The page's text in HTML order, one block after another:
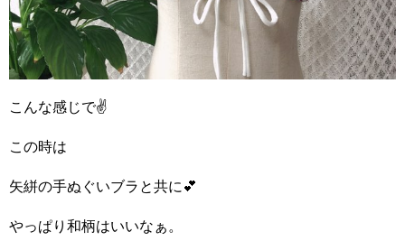
こんな感じで✌️
この時は
矢絣の手ぬぐいブラと共に💕
やっぱり和柄はいいなぁ。